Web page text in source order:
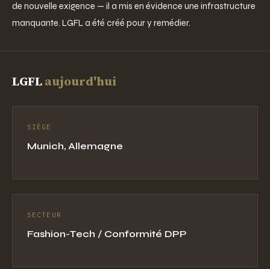
de nouvelle exigence — il a mis en évidence une infrastructure
manquante. LGFL a été créé pour y remédier.
LGFLaujourd'hui
SIÈGE
Munich, Allemagne
SECTEUR
Fashion-Tech / Conformité DPP